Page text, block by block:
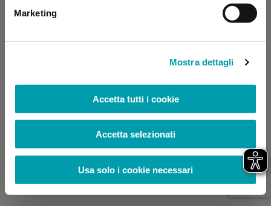
Marketing
Mostra dettagli
Accetta tutti i cookie
Accetta selezionati
Usa solo i cookie necessari